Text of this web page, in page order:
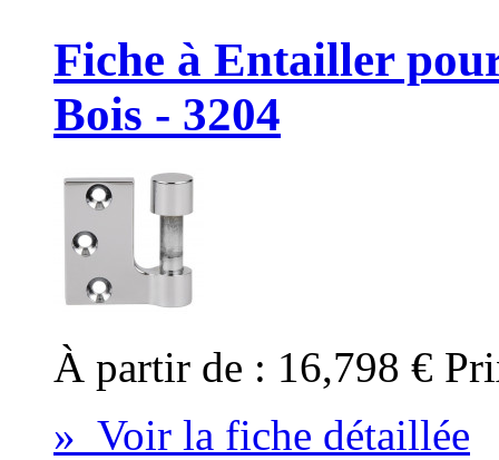
Fiche à Entailler
Bois - 3204
À partir de : 16,798 €
» Voir la fiche détaillée